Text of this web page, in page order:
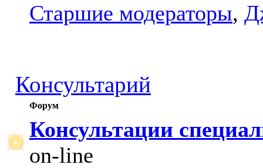
Старшие модераторы,
Консультарий
Форум
Консультации
on-line